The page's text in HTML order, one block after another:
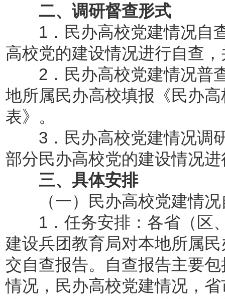
二、调研督查形式
1．民办高校党建情况自查
高校党的建设情况进行自查
2．民办高校党建情况普查
地所属民办高校填报《民办
表》。
3．民办高校党建情况调研
部分民办高校党的建设情况
三、具体安排
（一）民办高校党建情况
1．任务安排：各省（区、
建设兵团教育局对本地所属
交自查报告。自查报告主要
情况，民办高校党建情况，